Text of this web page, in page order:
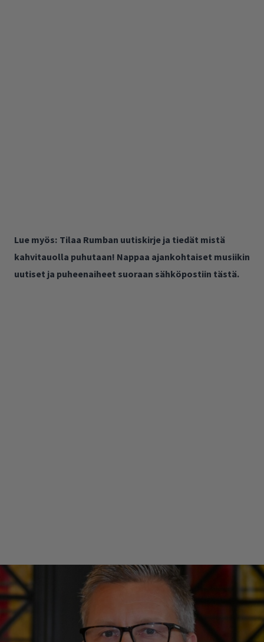
Lue myös: Tilaa Rumban uutiskirje ja tiedät mistä
kahvitauolla puhutaan! Nappaa ajankohtaiset musiikin
uutiset ja puheenaiheet suoraan sähköpostiin tästä.